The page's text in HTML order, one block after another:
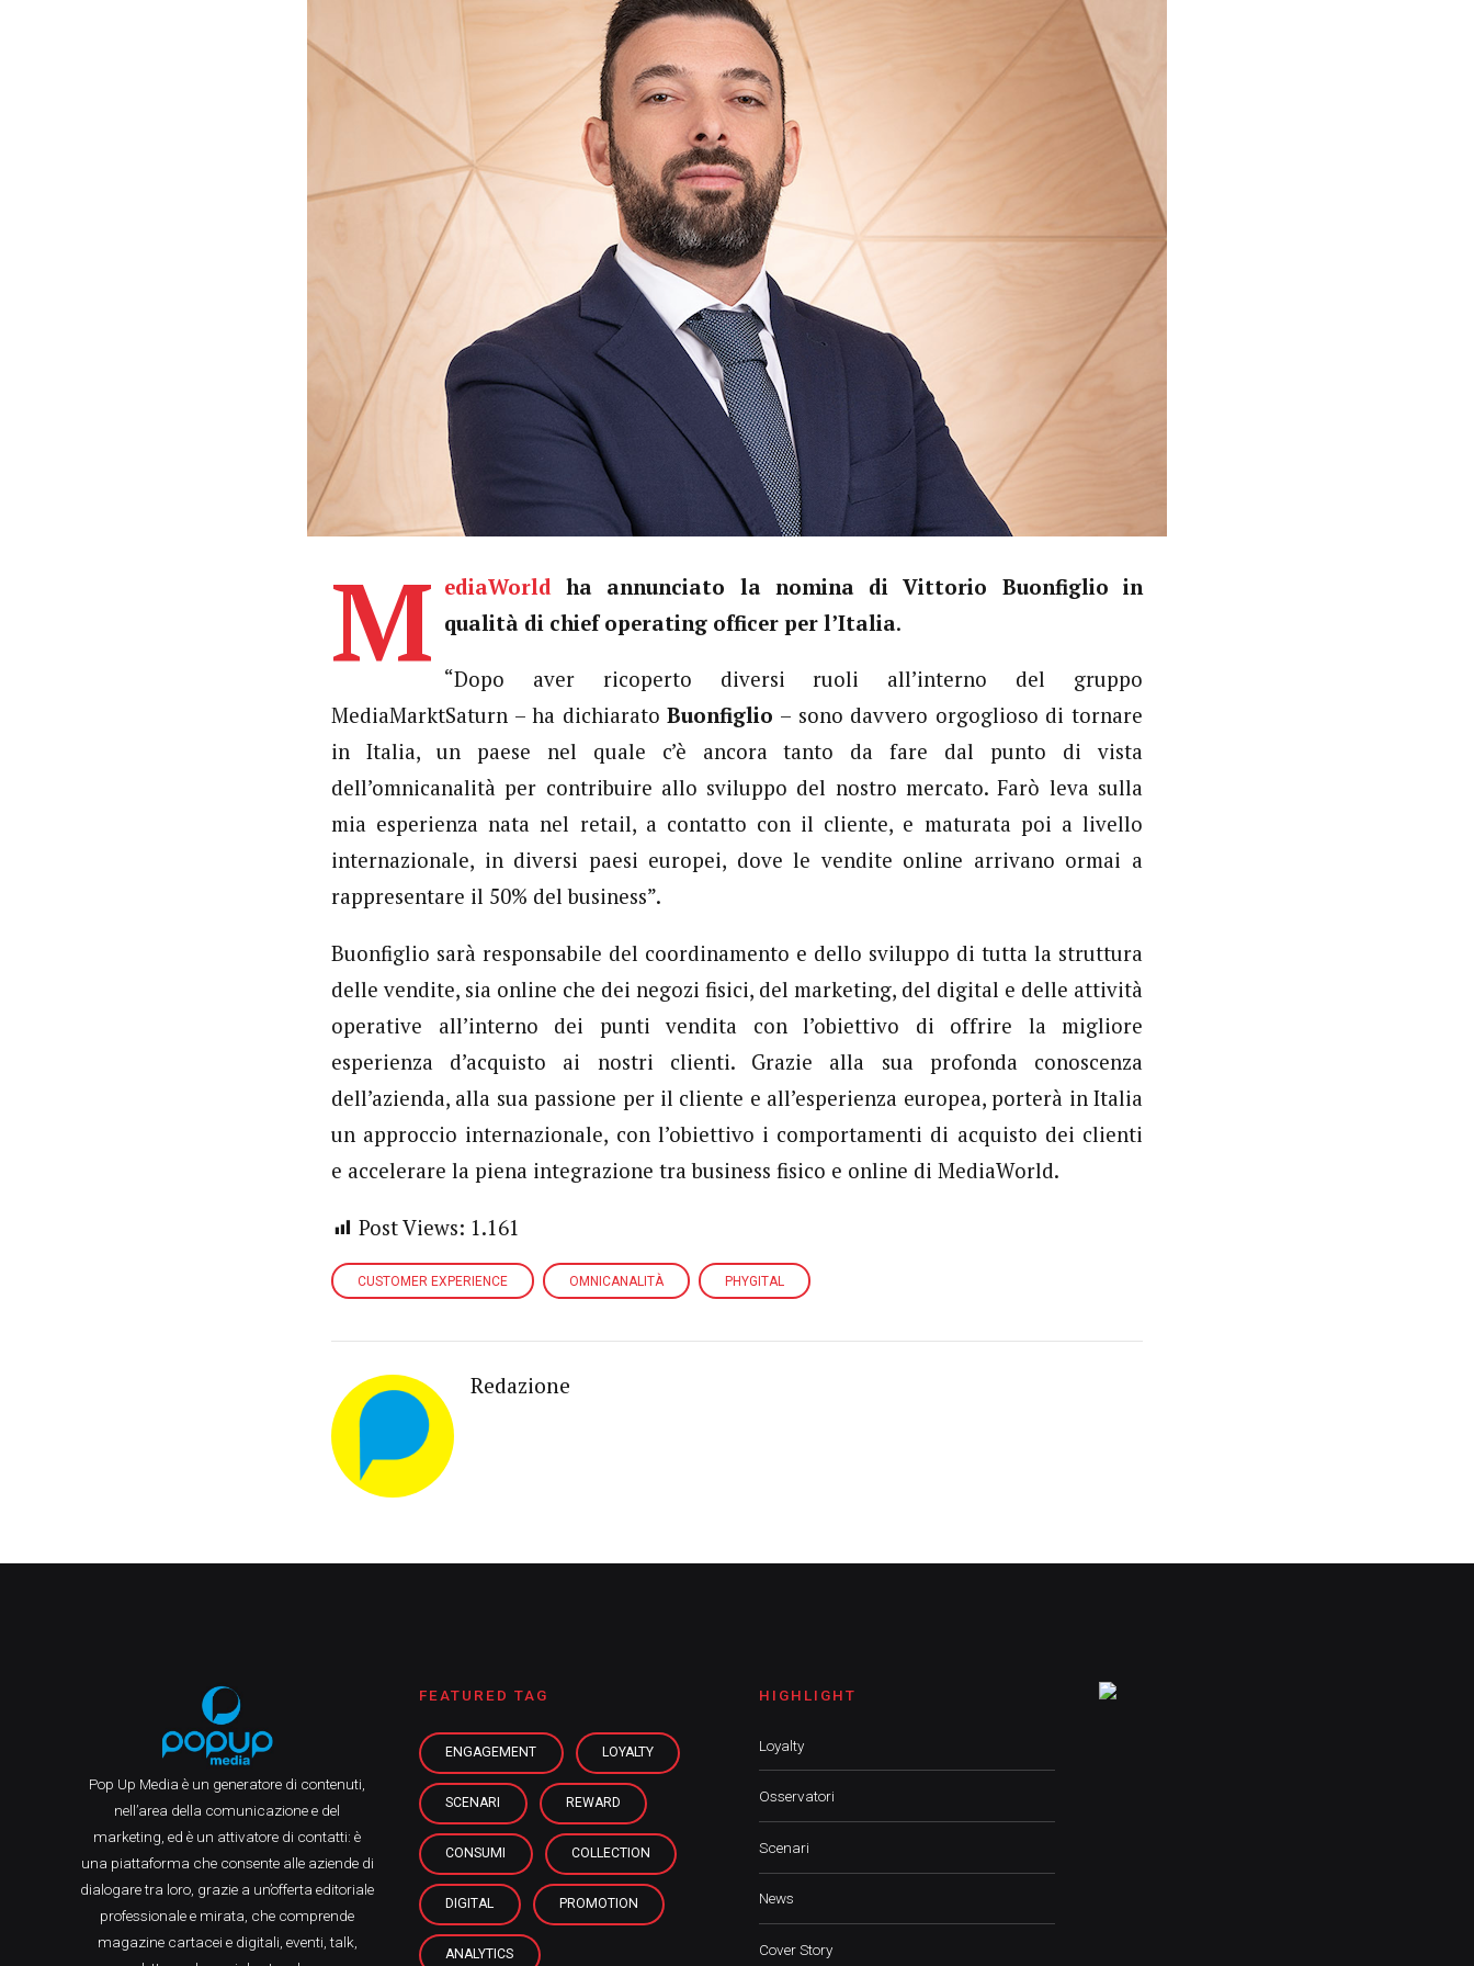
M ediaWorld ha annunciato la nomina di Vittorio Buonfiglio in
qualità di chief operating officer per l’Italia.
“Dopo aver ricoperto diversi ruoli all’interno del gruppo
MediaMarktSaturn – ha dichiaratoBuonfiglio – sono davvero orgoglioso di tornare
in Italia, un paese nel quale c’è ancora tanto da fare dal punto di vista
dell’omnicanalità per contribuire allo sviluppo del nostro mercato. Farò leva sulla
mia esperienza nata nel retail, a contatto con il cliente, e maturata poi a livello
internazionale, in diversi paesi europei, dove le vendite online arrivano ormai a
rappresentare il 50% del business”.
Buonfiglio sarà responsabile del coordinamento e dello sviluppo di tutta la struttura
delle vendite, sia online che dei negozi fisici, del marketing, del digital e delle attività
operative all’interno dei punti vendita con l’obiettivo di offrire la migliore
esperienza d’acquisto ai nostri clienti. Grazie alla sua profonda conoscenza
dell’azienda, alla sua passione per il cliente e all’esperienza europea, porterà in Italia
un approccio internazionale, con l’obiettivo i comportamenti di acquisto dei clienti
e accelerare la piena integrazione tra business fisico e online di MediaWorld.
Post Views: 1.161
CUSTOMER EXPERIENCE OMNICANALITÀ PHYGITAL
Redazione
Pop Up Media è un generatore di contenuti,
nell’area della comunicazione e del
marketing, ed è un attivatore di contatti: è
una piattaforma che consente alle aziende di
dialogare tra loro, grazie a un’offerta editoriale
professionale e mirata, che comprende
magazine cartacei e digitali, eventi, talk,
FEATURED TAG
ENGAGEMENT LOYALTY
SCENARI REWARD
CONSUMI COLLECTION
DIGITAL PROMOTION
ANALYTICS
HIGHLIGHT
Loyalty
Osservatori
Scenari
News
Cover Story